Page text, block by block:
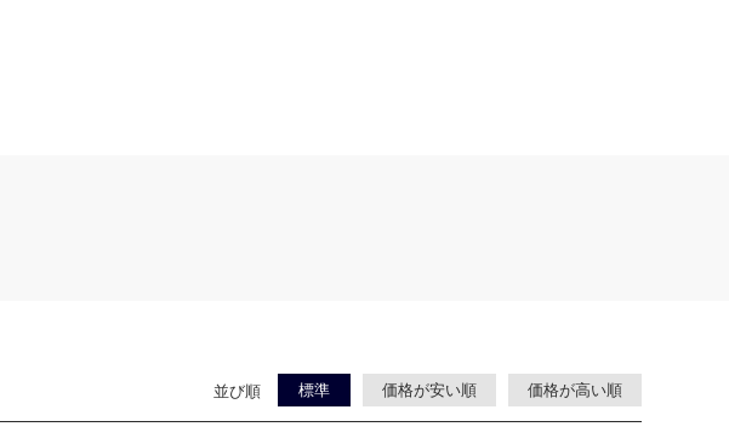
並び順 標準 価格が安い順 価格が高い順